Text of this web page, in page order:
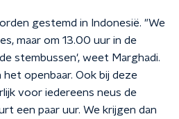
gestemd in Indonesië. "We
maar om 13.00 uur in de
stembussen', weet Marghadi.
openbaar. Ook bij deze
voor iedereens neus de
een paar uur. We krijgen dan